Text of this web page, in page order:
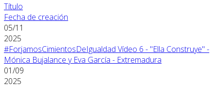
Título
Fecha de creación
05/11
2025
#ForjamosCimientosDeIgualdad Vídeo 6 - "Ella Construye" -
Mónica Bujalance y Eva García - Extremadura
01/09
2025